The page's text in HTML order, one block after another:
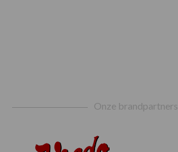
Onze brandpartners